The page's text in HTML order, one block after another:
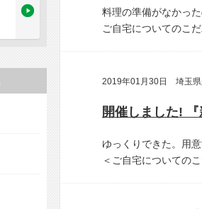
料理の準備がなかっ
ご自宅についてのこ
2019年01月30日 埼玉県
ゆっくりできた。用
＜ご自宅についての